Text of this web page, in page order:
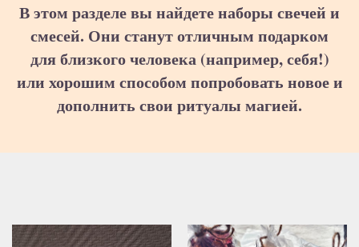
В этом разделе вы найдете наборы свечей и
смесей. Они станут отличным подарком
для близкого человека (например, себя!)
или хорошим способом попробовать новое и
дополнить свои ритуалы магией.